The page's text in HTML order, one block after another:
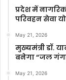
प्रदेश में
परिवहन सेवा
May 21, 2026
मुख्यमंत्री डॉ.
बनेगा “जल
May 21, 2026